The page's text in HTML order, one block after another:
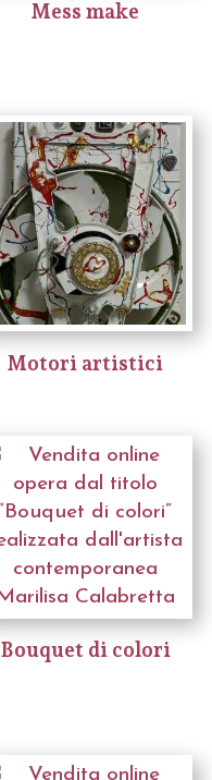
Mess make
Motori artistici
Bouquet di colori